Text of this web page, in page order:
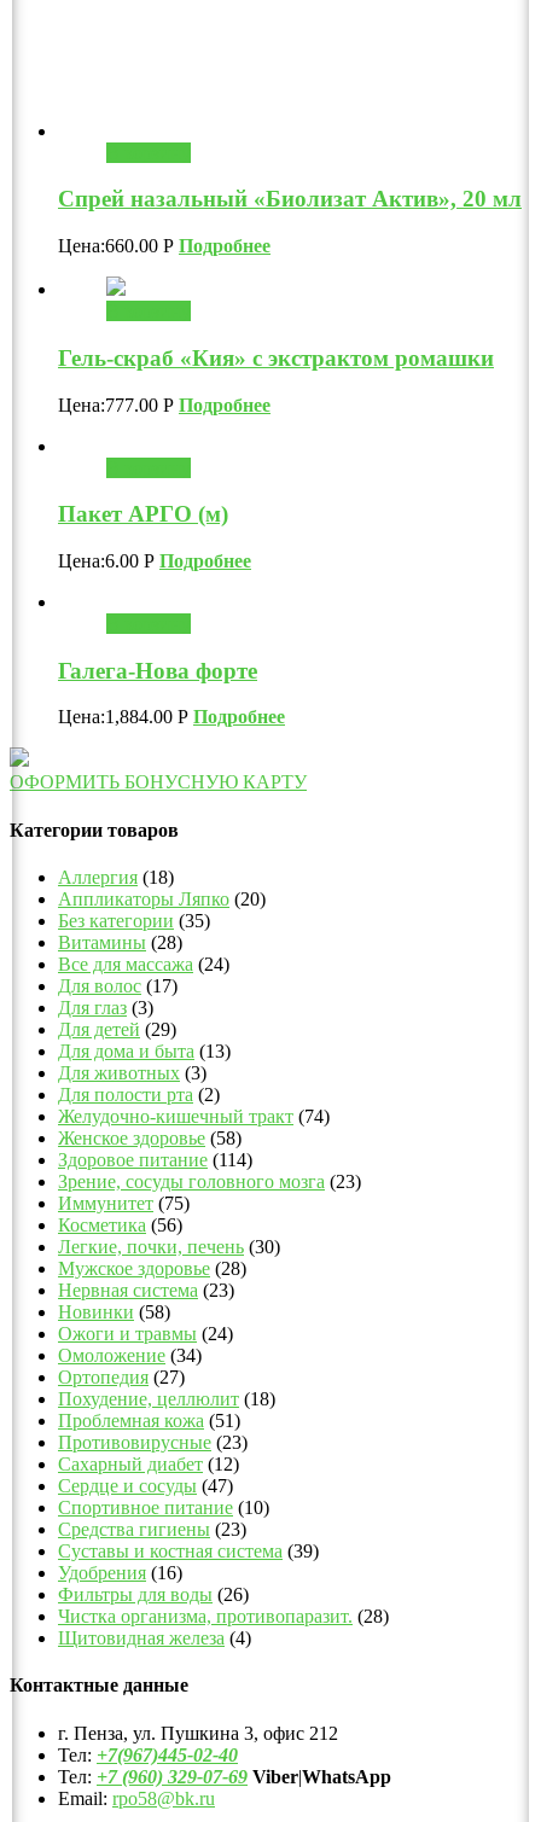
Спрей назальный «Биолизат Актив», 20 мл
Цена:660.00 Р Подробнее
Гель-скраб «Кия» с экстрактом ромашки
Цена:777.00 Р Подробнее
Пакет АРГО (м)
Цена:6.00 Р Подробнее
Галега-Нова форте
Цена:1,884.00 Р Подробнее
ОФОРМИТЬ БОНУСНУЮ КАРТУ
Категории товаров
Аллергия (18)
Аппликаторы Ляпко (20)
Без категории (35)
Витамины (28)
Все для массажа (24)
Для волос (17)
Для глаз (3)
Для детей (29)
Для дома и быта (13)
Для животных (3)
Для полости рта (2)
Желудочно-кишечный тракт (74)
Женское здоровье (58)
Здоровое питание (114)
Зрение, сосуды головного мозга (23)
Иммунитет (75)
Косметика (56)
Легкие, почки, печень (30)
Мужское здоровье (28)
Нервная система (23)
Новинки (58)
Ожоги и травмы (24)
Омоложение (34)
Ортопедия (27)
Похудение, целлюлит (18)
Проблемная кожа (51)
Противовирусные (23)
Сахарный диабет (12)
Сердце и сосуды (47)
Спортивное питание (10)
Средства гигиены (23)
Суставы и костная система (39)
Удобрения (16)
Фильтры для воды (26)
Чистка организма, противопаразит. (28)
Щитовидная железа (4)
Контактные данные
г. Пенза, ул. Пушкина 3, офис 212
Тел: +7(967)445-02-40
Тел: +7 (960) 329-07-69 Viber|WhatsApp
Email: rpo58@bk.ru